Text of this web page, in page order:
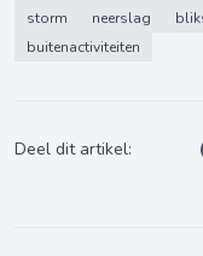
storm
neerslag
buitenactiviteiten
Deel dit artikel: